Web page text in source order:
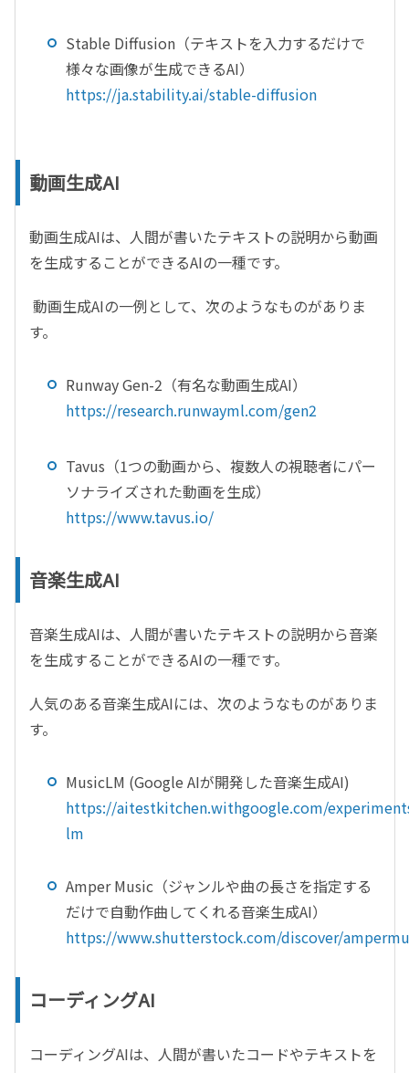
Stable Diffusion （テキストを入力するだけで
様々な画像が生成できるAI）
https://ja.stability.ai/stable-diffusion
動画生成AI
動画生成AIは、人間が書いたテキストの説明から動画
を生成することができるAIの一種です。
動画生成AIの一例として、次のようなものがありま
す。
Runway Gen-2 （有名な動画生成AI）
https://research.runwayml.com/gen2
Tavus （1つの動画から、複数人の視聴者にパー
ソナライズされた動画を生成）
https://www.tavus.io/
音楽生成AI
音楽生成AIは、人間が書いたテキストの説明から音楽
を生成することができるAIの一種です。
人気のある音楽生成AIには、次のようなものがありま
す。
MusicLM (Google AIが開発した音楽生成AI)
https://aitestkitchen.withgoogle.com/
lm
Amper Music （ジャンルや曲の長さを指定する
だけで自動作曲してくれる音楽生成AI）
https://www.shutterstock.com/discover/
コーディングAI
コーディングAIは、人間が書いたコードやテキストを